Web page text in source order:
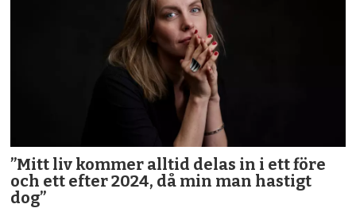
”Mitt liv kommer alltid delas in i ett före
och ett efter 2024, då min man hastigt
dog”